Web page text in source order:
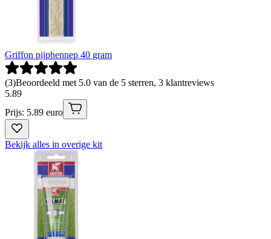
Griffon pijphennep 40 gram
(3)Beoordeeld met 5.0 van de 5 sterren, 3 klantreviews
5.89
Prijs: 5.89 euro
Bekijk alles in overige kit